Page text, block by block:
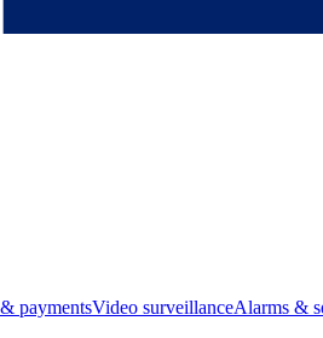
paymentsVideo surveillanceAlarms &